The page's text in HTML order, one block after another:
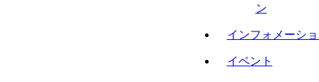
ン
インフォメーシ
イベント